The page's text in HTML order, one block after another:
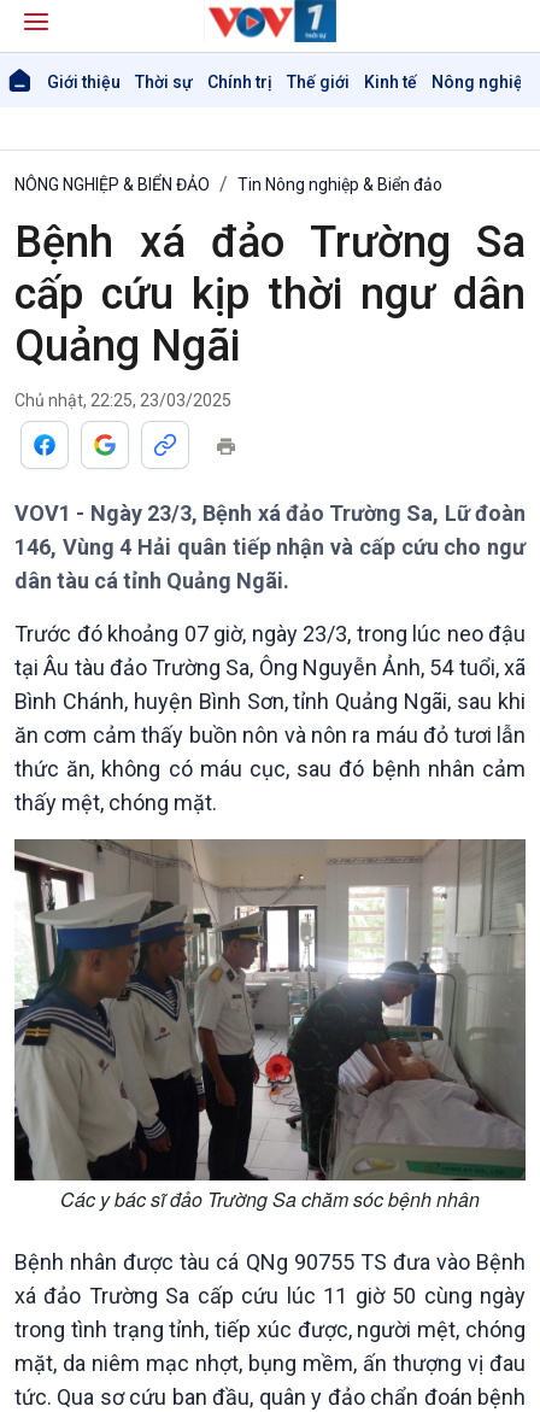
Giới thiệu Thời sự Chính trị Thế giới Kinh tế Nông nghiệp
Giới thiệu
Thời sự 18h
Thời sự 21h30
Bản tin
Theo dòng Thời sự
Tin Chính trị
Chính phủ với người dân
Quốc hội với cử tri
Xây dựng đảng
Đảng trong cuộc sống
Nhận diện sự thật
Pháp luật và đời sống
Tin thế giới
Vấn đề quốc tế
Hồ sơ sự kiện quốc tế
Thế giới & Việt Nam
Biên cương - Một dải vững
bền
Tin Kinh tế
Trước giờ mở cửa
Dòng chảy Kinh tế
Sức sống hàng Việt
Khởi nghiệp
đảo
Mùa vàng
Biển đảo Việt Nam
Tâm tình biên giới và hải
NÔNG NGHIỆP & BIỂN ĐẢO Tin Nông nghiệp & Biển đảo
Bệnh xá đảo Trường Sa
cấp cứu kịp thời ngư dân
Quảng Ngãi
Chủ nhật, 22:25, 23/03/2025
VOV1 - Ngày 23/3, Bệnh xá đảo Trường Sa, Lữ đoàn
146, Vùng 4 Hải quân tiếp nhận và cấp cứu cho ngư
dân tàu cá tỉnh Quảng Ngãi.
Trước đó khoảng 07 giờ, ngày 23/3, trong lúc neo đậu
tại Âu tàu đảo Trường Sa, Ông Nguyễn Ảnh, 54 tuổi, xã
Bình Chánh, huyện Bình Sơn, tỉnh Quảng Ngãi, sau khi
ăn cơm cảm thấy buồn nôn và nôn ra máu đỏ tươi lẫn
thức ăn, không có máu cục, sau đó bệnh nhân cảm
thấy mệt, chóng mặt.
Các y bác sĩ đảo Trường Sa chăm sóc bệnh nhân
Bệnh nhân được tàu cá QNg 90755 TS đưa vào Bệnh
xá đảo Trường Sa cấp cứu lúc 11 giờ 50 cùng ngày
trong tình trạng tỉnh, tiếp xúc được, người mệt, chóng
mặt, da niêm mạc nhợt, bụng mềm, ấn thượng vị đau
tức. Qua sơ cứu ban đầu, quân y đảo chẩn đoán bệnh